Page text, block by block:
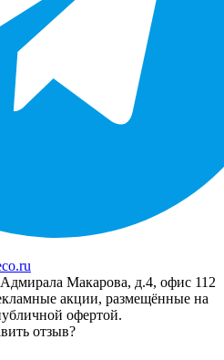
Макарова, д.4, офис 112
акции, размещённые на
офертой.
отзыв?